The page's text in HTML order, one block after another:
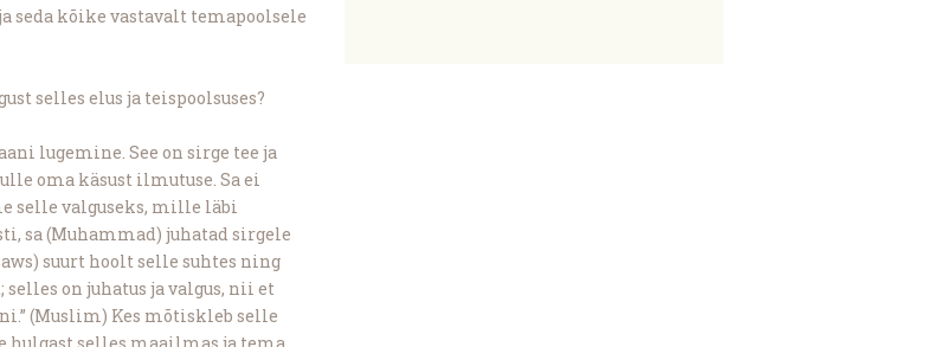
seda kõike vastavalt temapoolsele
selles elus ja teispoolsuses?
lugemine. See on sirge tee ja
oma käsust ilmutuse. Sa ei
selle valguseks, mille läbi
sa (Muhammad) juhatad sirgele
suurt hoolt selle suhtes ning
on juhatus ja valgus, nii et
(Muslim) Kes mõtiskleb selle